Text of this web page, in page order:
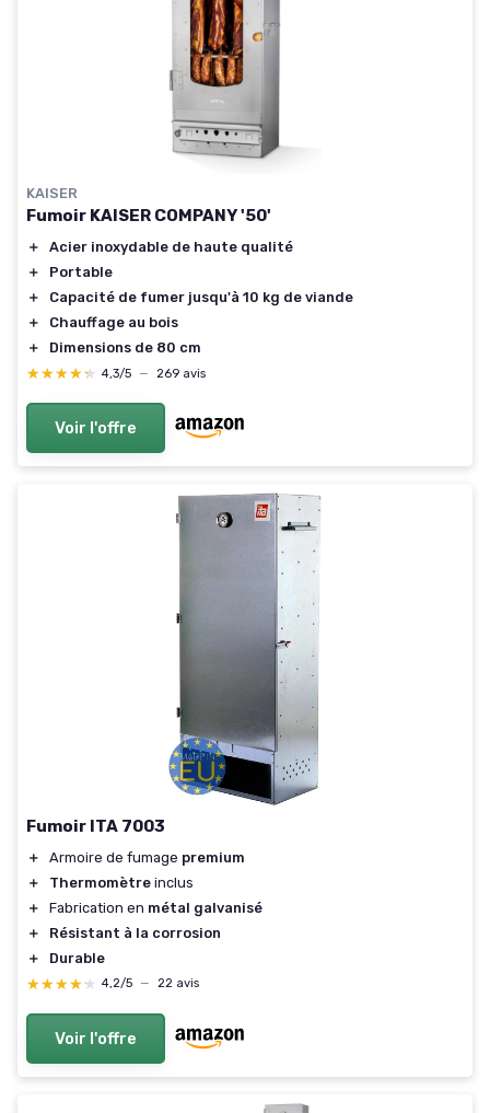
KAISER
Fumoir KAISER COMPANY '50'
＋
Acier inoxydable de haute qualité
＋
Portable
＋
Capacité de fumer jusqu'à 10 kg de viande
＋
Chauffage au bois
＋
Dimensions de 80 cm
★★★★★
★★★★★ 4,3/5 — 269 avis
Voir l'offre
Fumoir ITA 7003
＋ Armoire de fumage premium
＋
Thermomètre inclus
＋
Fabrication en métal galvanisé
＋
Résistant à la corrosion
＋
Durable
★★★★★
★★★★★ 4,2/5 — 22 avis
Voir l'offre